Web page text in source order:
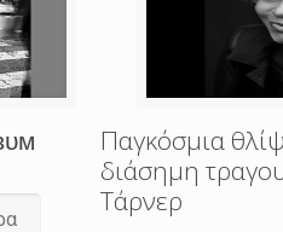
Παγκόσμια
διάσημη
Τάρνερ